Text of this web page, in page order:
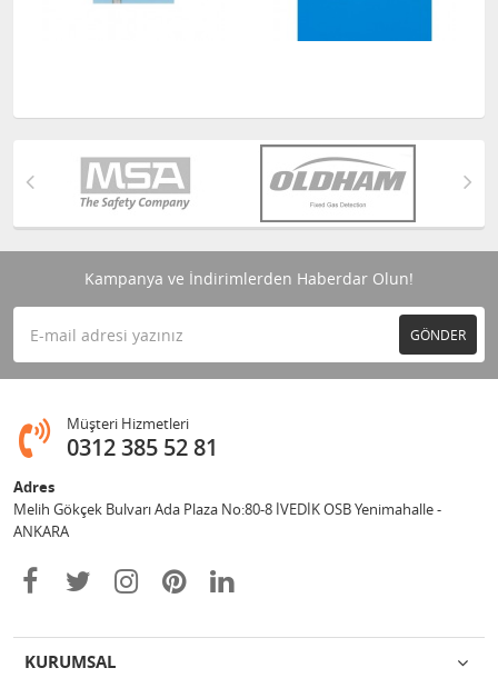
Kampanya ve İndirimlerden Haberdar Olun!
GÖNDER
Müşteri Hizmetleri
0312 385 52 81
Adres
Melih Gökçek Bulvarı Ada Plaza No:80-8 İVEDİK OSB Yenimahalle -
ANKARA
KURUMSAL